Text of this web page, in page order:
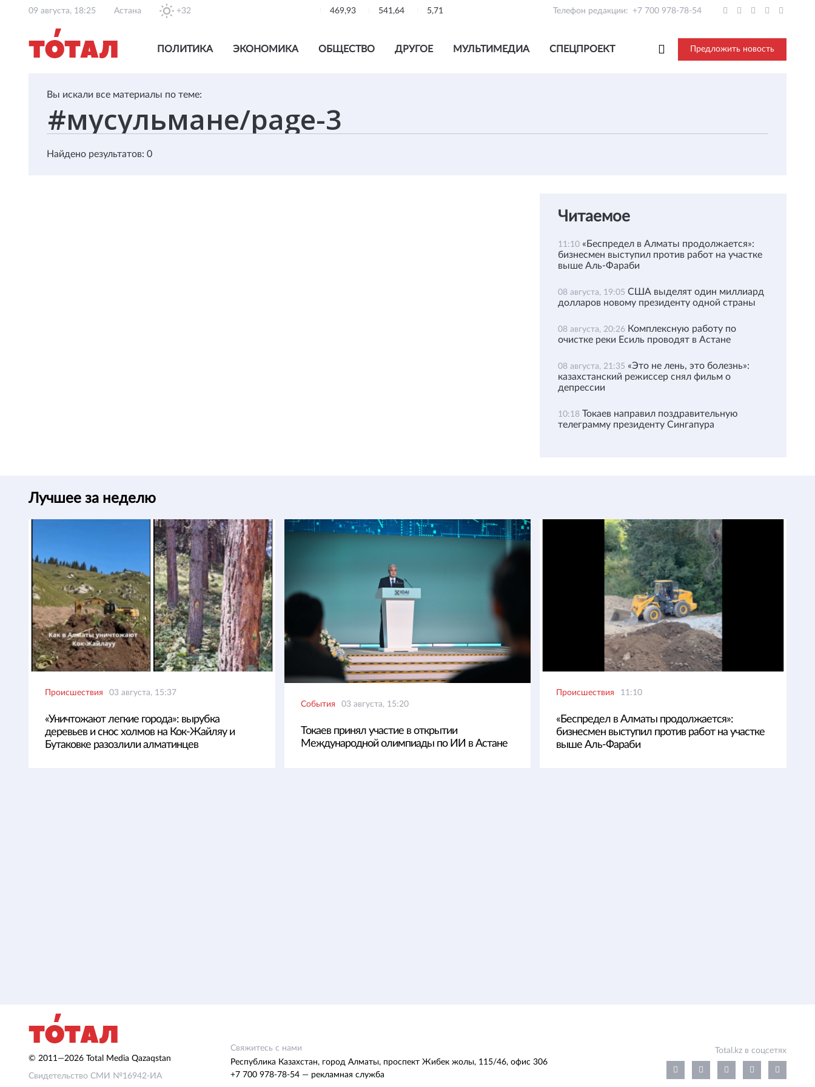
09 августа, 18:25 Астана +32 469,93 541,64 5,71 Телефон редакции: +7 700 978-78-54
ПОЛИТИКА ЭКОНОМИКА ОБЩЕСТВО ДРУГОЕ МУЛЬТИМЕДИА СПЕЦПРОЕКТ Предложить новость
Вы искали все материалы по теме:
Найдено результатов: 0
Читаемое
11:10 «Беспредел в Алматы продолжается»:
бизнесмен выступил против работ на участке
выше Аль-Фараби
08 августа, 19:05 США выделят один миллиард
долларов новому президенту одной страны
08 августа, 20:26 Комплексную работу по
очистке реки Есиль проводят в Астане
08 августа, 21:35 «Это не лень, это болезнь»:
казахстанский режиссер снял фильм о
депрессии
10:18 Токаев направил поздравительную
телеграмму президенту Сингапура
Лучшее за неделю
Происшествия 03 августа, 15:37
«Уничтожают легкие города»: вырубка
деревьев и снос холмов на Кок-Жайляу и
Бутаковке разозлили алматинцев
События 03 августа, 15:20
Токаев принял участие в открытии
Международной олимпиады по ИИ в Астане
Происшествия 11:10
«Беспредел в Алматы продолжается»:
бизнесмен выступил против работ на участке
выше Аль-Фараби
© 2011—2026 Total Media Qazaqstan
Свидетельство СМИ №16942-ИА
Свяжитесь с нами
Республика Казахстан, город Алматы, проспект Жибек жолы, 115/46, офис 306
+7 700 978-78-54 — рекламная служба
Total.kz в соцсетях